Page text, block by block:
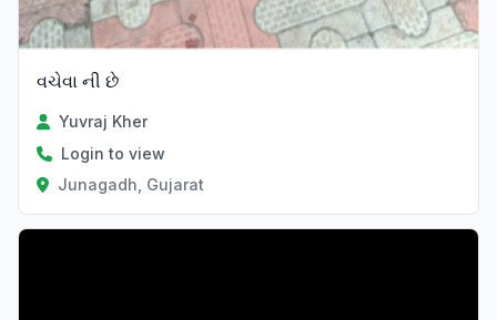
વચેવા ની છે
Yuvraj Kher
Login to view
Junagadh, Gujarat